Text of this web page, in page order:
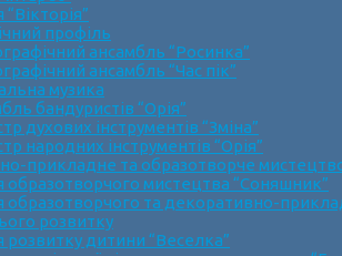
“Вікторія”
профіль
ансамбль “Росинка”
ансамбль “Час пік”
музика
бандуристів “Орія”
духових інструментів “Зміна”
народних інструментів “Орія”
прикладне та образотворче
образотворчого мистецтва “Соняшник”
образотворчого та декоративно-
розвитку
розвитку дитини “Веселка”